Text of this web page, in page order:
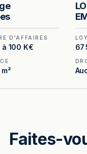
D'AFFAIRES
100 K€ 67
Faites-